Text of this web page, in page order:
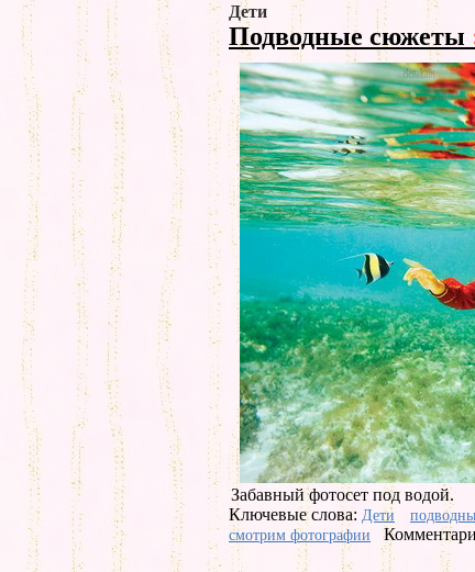
Дети
Подводные сюжеты
Забавный фотосет под водой.
Ключевые слова: Дети
смотрим фотографии